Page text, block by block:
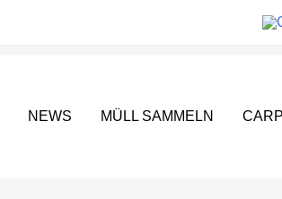
NEWS MÜLL SAMMELN